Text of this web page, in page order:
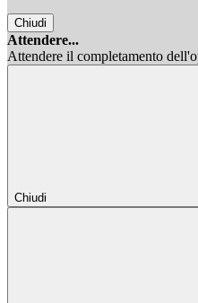
Chiudi
Attendere...
Attendere il completamento
Chiudi